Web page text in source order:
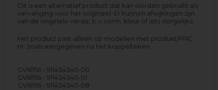
Dit is een alternatief product dat kan worden gebruikt als
vervanging voor het origineel. Er kunnen afwijkingen zijn
van de originele versie, b.v. vorm, kleur of iets dergelijks.
Het product past alleen op modellen met produkt/PNC
nr. zoals aangegeven na het koppelteken.
GVI6156 - 911434340-00
GVI6156 - 911434340-01
GVI6156 - 911434340-08